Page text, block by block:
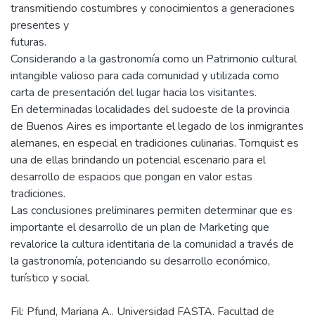
transmitiendo costumbres y conocimientos a generaciones
presentes y
futuras.
Considerando a la gastronomía como un Patrimonio cultural
intangible valioso para cada comunidad y utilizada como
carta de presentación del lugar hacia los visitantes.
En determinadas localidades del sudoeste de la provincia
de Buenos Aires es importante el legado de los inmigrantes
alemanes, en especial en tradiciones culinarias. Tornquist es
una de ellas brindando un potencial escenario para el
desarrollo de espacios que pongan en valor estas
tradiciones.
Las conclusiones preliminares permiten determinar que es
importante el desarrollo de un plan de Marketing que
revalorice la cultura identitaria de la comunidad a través de
la gastronomía, potenciando su desarrollo económico,
Fil: Pfund, Mariana A.. Universidad FASTA. Facultad de